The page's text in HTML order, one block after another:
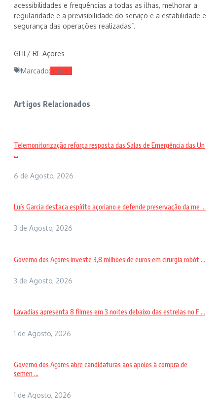
acessibilidades e frequências a todas as ilhas, melhorar a
regularidade e a previsibilidade do serviço e a estabilidade e
segurança das operações realizadas”.
GI IL/ RL Açores
Marcado:açores
Artigos Relacionados
Telemonitorização reforça resposta das Salas de Emergência das Un
...
6 de Agosto, 2026
Luís Garcia destaca espírito açoriano e defende preservação da me ...
3 de Agosto, 2026
Governo dos Açores investe 3,8 milhões de euros em cirurgia robót ...
3 de Agosto, 2026
Lavadias apresenta 8 filmes em 3 noites debaixo das estrelas no F ...
1 de Agosto, 2026
Governo dos Açores abre candidaturas aos apoios à compra de
semen ...
1 de Agosto, 2026